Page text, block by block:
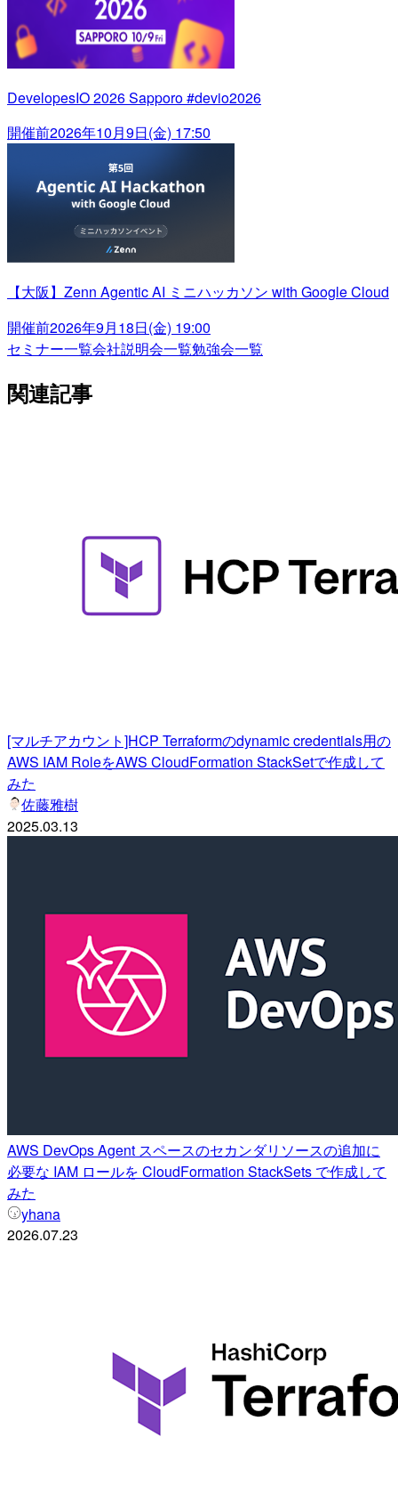
DevelopesIO 2026 Sapporo #devio2026
開催前2026年10月9日(金) 17:50
【大阪】Zenn Agentic AI ミニハッカソン with Google Cloud
開催前2026年9月18日(金) 19:00
セミナー一覧会社説明会一覧勉強会一覧
関連記事
[マルチアカウント]HCP Terraformのdynamic credentials用の
AWS IAM RoleをAWS CloudFormation StackSetで作成して
みた
佐藤雅樹
2025.03.13
AWS DevOps Agent スペースのセカンダリソースの追加に
必要な IAM ロールを CloudFormation StackSets で作成して
みた
yhana
2026.07.23